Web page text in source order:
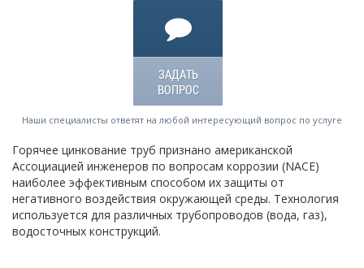
ЗАДАТЬ
ВОПРОС
Наши специалисты ответят на любой интересующий вопрос по услуге
Горячее цинкование труб признано американской
Ассоциацией инженеров по вопросам коррозии (NACE)
наиболее эффективным способом их защиты от
негативного воздействия окружающей среды. Технология
используется для различных трубопроводов (вода, газ),
водосточных конструкций.